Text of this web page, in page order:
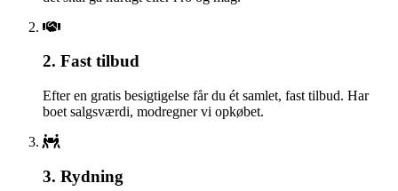
2. Fast tilbud
Efter en gratis besigtigelse får du ét samlet, fast tilbud. Har
boet salgsværdi, modregner vi opkøbet.
3. Rydning